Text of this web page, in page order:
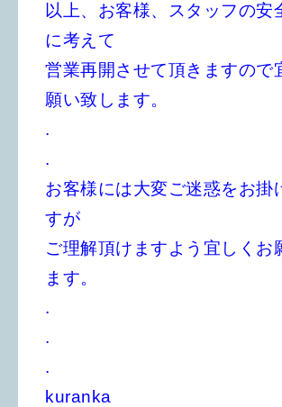
以上、お客様、スタッフの安
に考えて
営業再開させて頂きますので
願い致します。
.
.
お客様には大変ご迷惑をお掛
すが
ご理解頂けますよう宜しくお
ます。
.
.
.
kuranka